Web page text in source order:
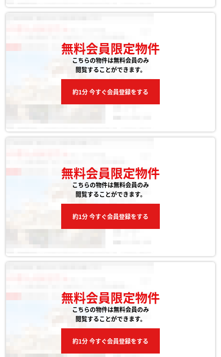
無料会員限定物件
こちらの物件は無料会員のみ
閲覧することができます。
約1分 今すぐ会員登録をする
無料会員限定物件
こちらの物件は無料会員のみ
閲覧することができます。
約1分 今すぐ会員登録をする
無料会員限定物件
こちらの物件は無料会員のみ
閲覧することができます。
約1分 今すぐ会員登録をする